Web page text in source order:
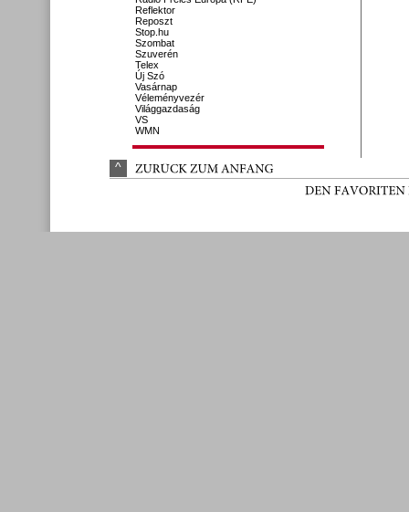
Reflektor
Reposzt
Stop.hu
Szombat
Szuverén
Telex
Új Szó
Vasárnap
Véleményvezér
Világgazdaság
VS
WMN
^ ZURÜCK ZUM ANFANG
DEN FAVORITEN